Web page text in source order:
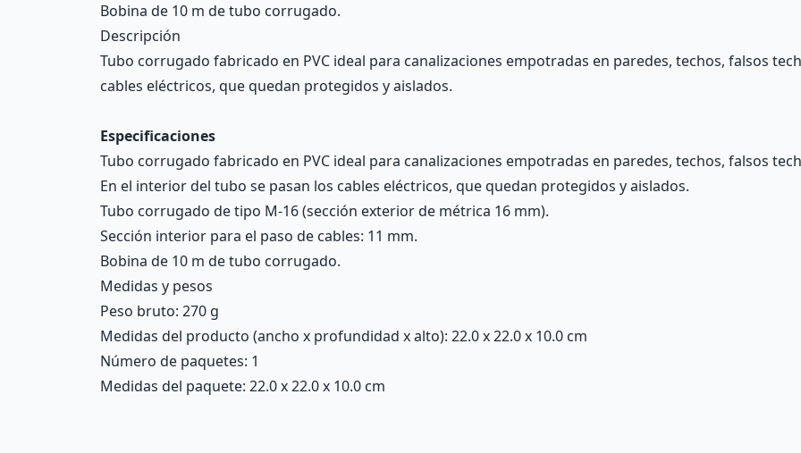
Bobina de 10 m de tubo corrugado.
Descripción
Tubo corrugado fabricado en PVC ideal para canalizaciones empotradas en paredes, techos, falsos
cables eléctricos, que quedan protegidos y aislados.
Especificaciones
Tubo corrugado fabricado en PVC ideal para canalizaciones empotradas en paredes, techos, falsos
En el interior del tubo se pasan los cables eléctricos, que quedan protegidos y aislados.
Tubo corrugado de tipo M-16 (sección exterior de métrica 16 mm).
Sección interior para el paso de cables: 11 mm.
Bobina de 10 m de tubo corrugado.
Medidas y pesos
Peso bruto: 270 g
Medidas del producto (ancho x profundidad x alto): 22.0 x 22.0 x 10.0 cm
Número de paquetes: 1
Medidas del paquete: 22.0 x 22.0 x 10.0 cm